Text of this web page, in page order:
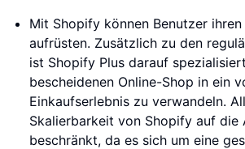
Mit Shopify können Benutzer
aufrüsten. Zusätzlich zu den
ist Shopify Plus darauf
bescheidenen Online-Shop in ein
Einkaufserlebnis zu verwandeln.
Skalierbarkeit von Shopify auf die
beschränkt, da es sich um eine